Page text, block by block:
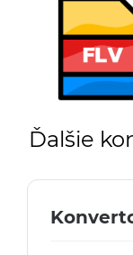
Ďalšie